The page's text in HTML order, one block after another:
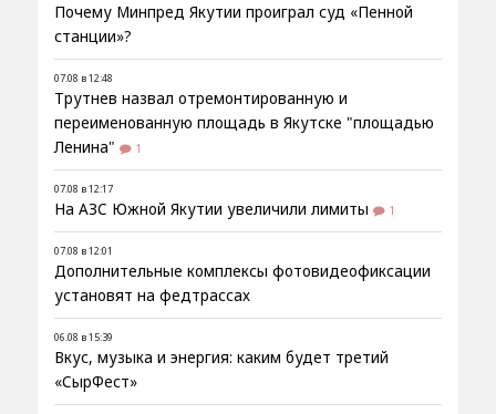
Почему Минпред Якутии проиграл суд «Пенной
станции»?
07.08 в 12:48
Трутнев назвал отремонтированную и
переименованную площадь в Якутске "площадью
Ленина"
1
07.08 в 12:17
На АЗС Южной Якутии увеличили лимиты 1
07.08 в 12:01
Дополнительные комплексы фотовидеофиксации
установят на федтрассах
06.08 в 15:39
Вкус, музыка и энергия: каким будет третий
«СырФест»